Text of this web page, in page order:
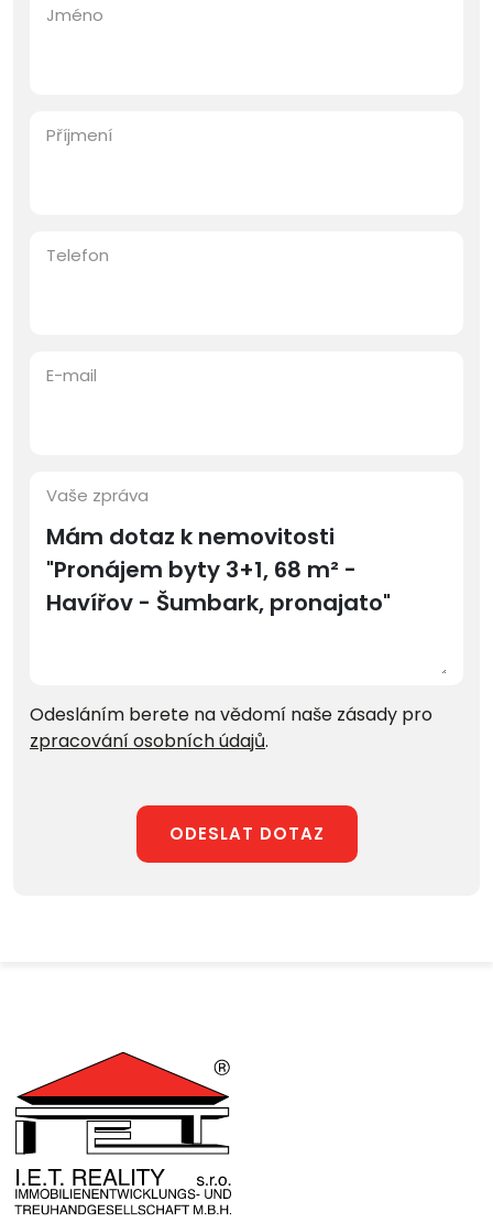
Jméno
Příjmení
Telefon
E-mail
Vaše zpráva
Odesláním berete na vědomí naše zásady pro
zpracování osobních údajů.
ODESLAT DOTAZ